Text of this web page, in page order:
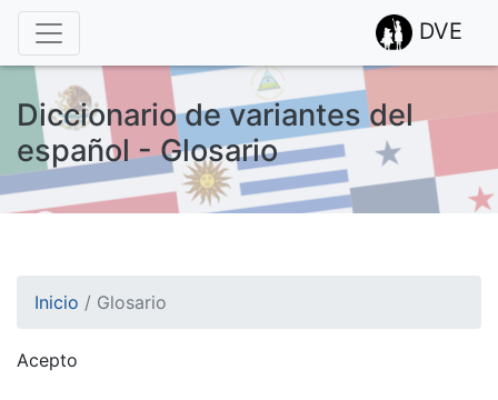
DVE
Diccionario de variantes del
español - Glosario
Inicio / Glosario
Acepto